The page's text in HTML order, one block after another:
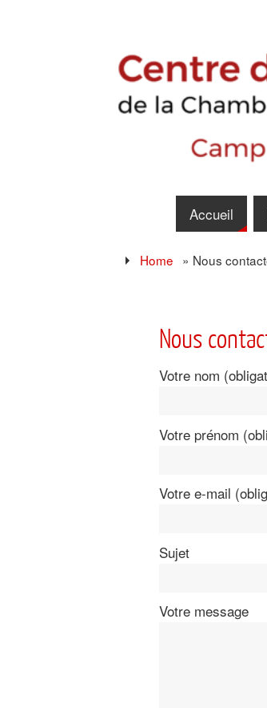
Accueil
Home » Nous
Nous
Votre nom
Votre prénom
Votre e-mail
Sujet
Votre message